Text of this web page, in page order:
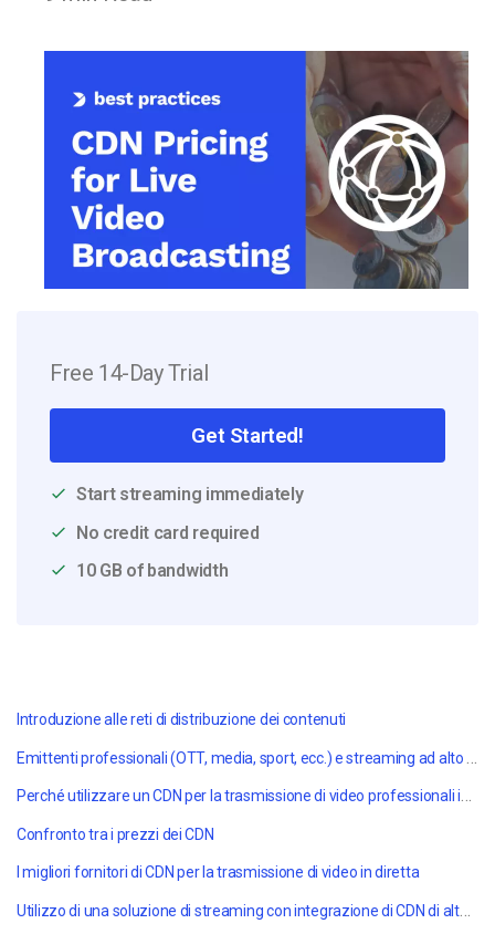
Free 14-Day Trial
Get Started!
Start streaming immediately
No credit card required
10 GB of bandwidth
Introduzione alle reti di distribuzione dei contenuti
Perché utilizzare un CDN per la trasmissione di video professionali in diretta?
Confronto tra i prezzi dei CDN
I migliori fornitori di CDN per la trasmissione di video in diretta
Utilizzo di una soluzione di streaming con integrazione di CDN di alto livello